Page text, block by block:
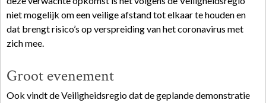
niet mogelijk om een veilige afstand tot elkaar te houden en
dat brengt risico’s op verspreiding van het coronavirus met
zich mee.
Groot evenement
Ook vindt de Veiligheidsregio dat de geplande demonstratie